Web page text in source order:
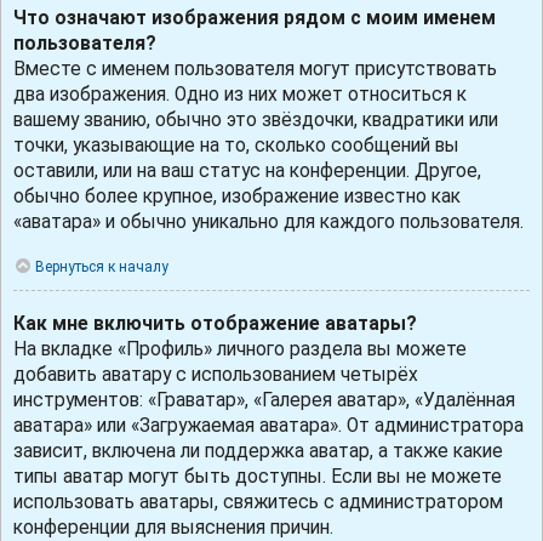
Что означают изображения рядом с моим именем
пользователя?
Вместе с именем пользователя могут присутствовать
два изображения. Одно из них может относиться к
вашему званию, обычно это звёздочки, квадратики или
точки, указывающие на то, сколько сообщений вы
оставили, или на ваш статус на конференции. Другое,
обычно более крупное, изображение известно как
«аватара» и обычно уникально для каждого пользователя.
Вернуться к началу
Как мне включить отображение аватары?
На вкладке «Профиль» личного раздела вы можете
добавить аватару с использованием четырёх
инструментов: «Граватар», «Галерея аватар», «Удалённая
аватара» или «Загружаемая аватара». От администратора
зависит, включена ли поддержка аватар, а также какие
типы аватар могут быть доступны. Если вы не можете
использовать аватары, свяжитесь с администратором
конференции для выяснения причин.